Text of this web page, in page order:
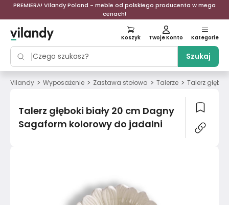
PREMIERA! Vilandy Poland - meble od polskiego producenta w mega
cenach!
Szukaj
Koszyk Twoje Konto Kategorie
Vilandy > Wyposażenie > Zastawa stołowa > Talerze > Talerz
Talerz głęboki biały 20 cm Dagny
Sagaform kolorowy do jadalni